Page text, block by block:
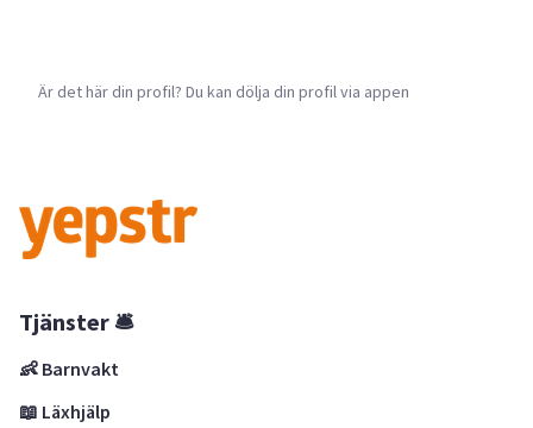
Är det här din profil? Du kan dölja din profil via appen
Tjänster 🛎
👶 Barnvakt
📖 Läxhjälp